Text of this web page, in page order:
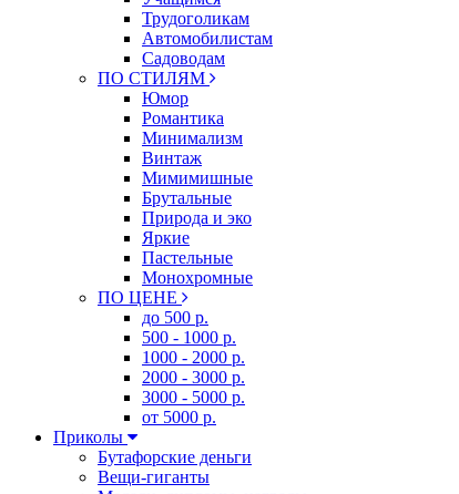
Трудоголикам
Автомобилистам
Садоводам
ПО СТИЛЯМ
Юмор
Романтика
Минимализм
Винтаж
Мимимишные
Брутальные
Природа и эко
Яркие
Пастельные
Монохромные
ПО ЦЕНЕ
до 500 р.
500 - 1000 р.
1000 - 2000 р.
2000 - 3000 р.
3000 - 5000 р.
от 5000 р.
Приколы
Бутафорские деньги
Вещи-гиганты